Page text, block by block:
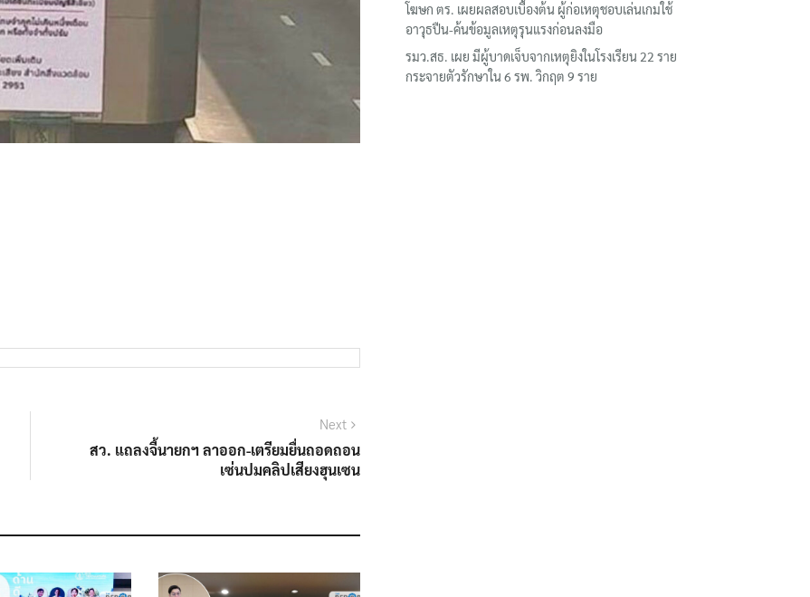
Next
post:
สว. แถลงจี้นายกฯ ลาออก-เตรียมยื่นถอดถอน
เซ่นปมคลิปเสียงฮุนเซน
โฆษก ตร. เผยผลสอบเบื้องต้น ผู้ก่อเหตุชอบเล่นเกมใช้
อาวุธปืน-ค้นข้อมูลเหตุรุนแรงก่อนลงมือ
รมว.สธ. เผย มีผู้บาดเจ็บจากเหตุยิงในโรงเรียน 22 ราย
กระจายตัวรักษาใน 6 รพ. วิกฤต 9 ราย